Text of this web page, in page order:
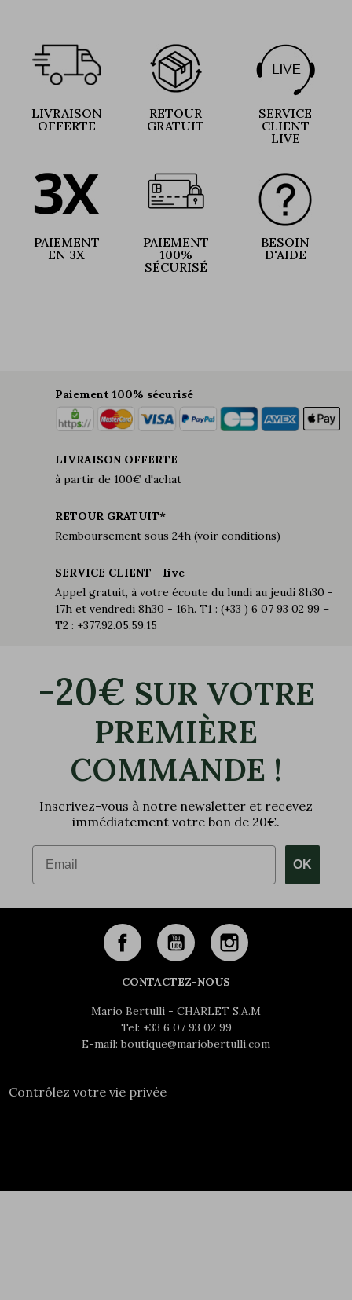
LIVRAISON
OFFERTE
RETOUR
GRATUIT
SERVICE
CLIENT
LIVE
PAIEMENT
EN 3X
PAIEMENT
100%
SÉCURISÉ
BESOIN
D'AIDE
Paiement 100% sécurisé
LIVRAISON OFFERTE
à partir de 100€ d'achat
RETOUR GRATUIT*
Remboursement sous 24h (voir conditions)
SERVICE CLIENT - live
Appel gratuit, à votre écoute du lundi au jeudi 8h30 -
17h et vendredi 8h30 - 16h. T1 : (+33 ) 6 07 93 02 99 –
T2 : +377.92.05.59.15
-20€ SUR VOTRE
PREMIÈRE
COMMANDE !
Inscrivez-vous à notre newsletter et recevez
immédiatement votre bon de 20€.
Email
OK
CONTACTEZ-NOUS
Mario Bertulli - CHARLET S.A.M
Tel: +33 6 07 93 02 99
E-mail: boutique@mariobertulli.com
Contrôlez votre vie privée